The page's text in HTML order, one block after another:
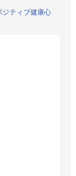
ジティブ健康心